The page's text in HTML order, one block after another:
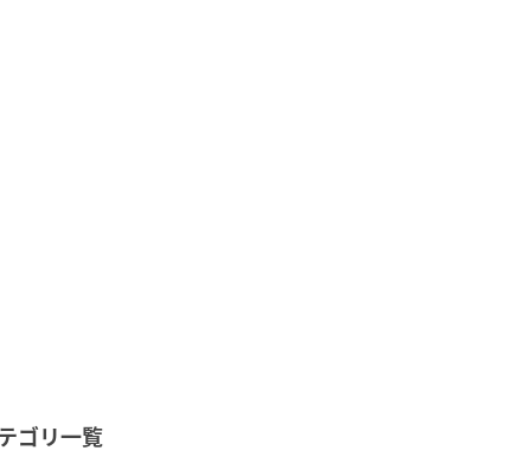
ゴリ一覧